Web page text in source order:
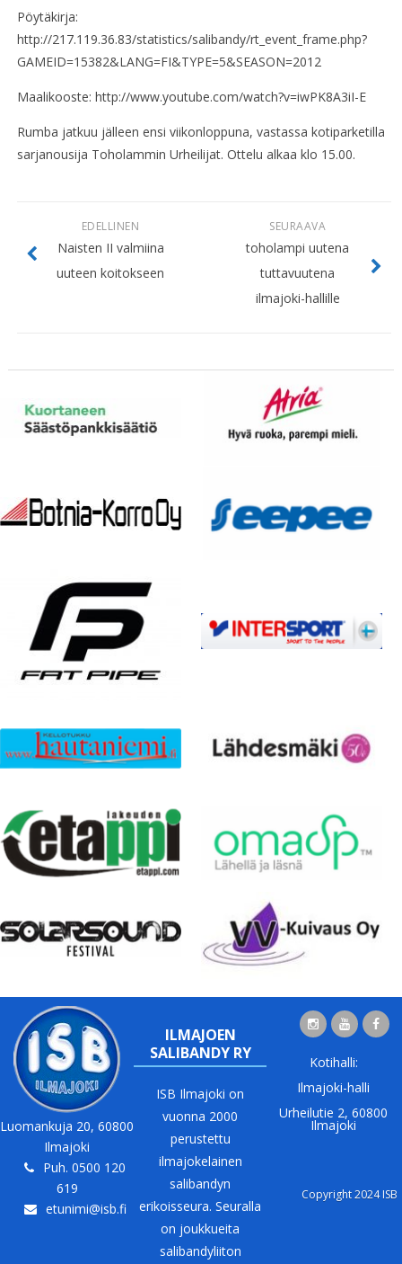
Pöytäkirja:
http://217.119.36.83/statistics/salibandy/rt_event_frame.php?
GAMEID=15382&LANG=FI&TYPE=5&SEASON=2012
Maalikooste: http://www.youtube.com/watch?v=iwPK8A3iI-E
Rumba jatkuu jälleen ensi viikonloppuna, vastassa kotiparketilla
sarjanousija Toholammin Urheilijat. Ottelu alkaa klo 15.00.
SEURAAVA
toholampi uutena
tuttavuutena
ilmajoki-hallille
EDELLINEN
Naisten II valmiina
uuteen koitokseen
Luomankuja 20, 60800
Ilmajoki
Puh. 0500 120
619
etunimi@isb.fi
ILMAJOEN
SALIBANDY RY
ISB Ilmajoki on
vuonna 2000
perustettu
ilmajokelainen
salibandyn
erikoisseura. Seuralla
on joukkueita
salibandyliiton
Kotihalli:
Ilmajoki-halli
Urheilutie 2, 60800
Ilmajoki
Copyright 2024 ISB